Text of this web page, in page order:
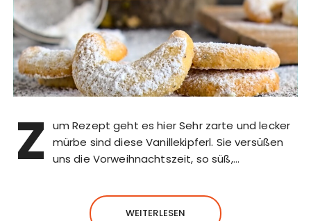
Z
um Rezept geht es hier Sehr zarte und lecker
mürbe sind diese Vanillekipferl. Sie versüßen
uns die Vorweihnachtszeit, so süß,…
WEITERLESEN